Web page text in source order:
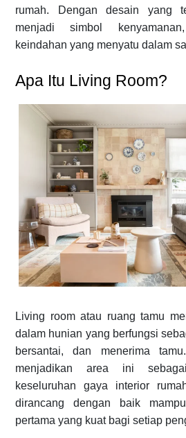
rumah. Dengan desain yang
menjadi simbol
keindahan yang menyatu dalam
Apa Itu Living Room?
Living room atau ruang tamu
dalam hunian yang berfungsi
bersantai, dan menerima
menjadikan area ini
keseluruhan gaya interior
dirancang dengan baik
pertama yang kuat bagi setiap